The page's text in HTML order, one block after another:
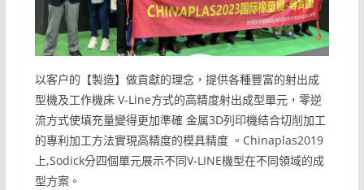
以客户的【製造】做貢獻的理念，提供各種豐富的射出成
型機及工作機床 V-Line方式的高精度射出成型單元，零逆
流方式使填充量變得更加準確 金属3D列印機结合切削加工
的專利加工方法實現高精度的模具精度 。Chinaplas2019
上,Sodick分四個單元展示不同V-LINE機型在不同領域的成
型方案。